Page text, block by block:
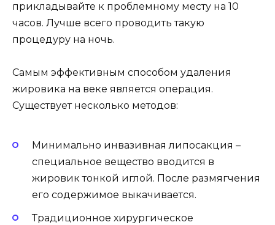
прикладывайте к проблемному месту на 10
часов. Лучше всего проводить такую
процедуру на ночь.
Самым эффективным способом удаления
жировика на веке является операция.
Существует несколько методов:
Минимально инвазивная липосакция –
специальное вещество вводится в
жировик тонкой иглой. После размягчения
его содержимое выкачивается.
Традиционное хирургическое